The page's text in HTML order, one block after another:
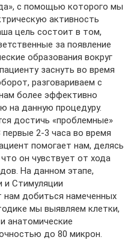
с помощью которого мы
активность
цель состоит в том,
за появление
образования вокруг
заснуть во время
разговариваем с
более эффективно
на данную процедуру.
достичь «проблемные»
2-3 часа во время
помогает нам, делясь
он чувствует от хода
На данном этапе,
и Стимуляции
нам добиться намеченных
мы выявляем клетки,
анатомические
до 80 микрон.